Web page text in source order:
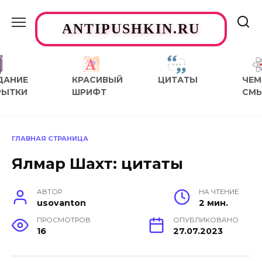
содержаниюANTIPUSHKIN.RU
КРАСИВЫЙ
ШРИФТ
ЦИТАТЫ
ЧЕМ
ГЛАВНАЯ СТРАНИЦА
Ялмар Шахт: цитаты
АВТОР
usovanton
НА ЧТЕНИЕ
2 мин.
ПРОСМОТРОВ
16
ОПУБЛИКОВАНО
27.07.2023